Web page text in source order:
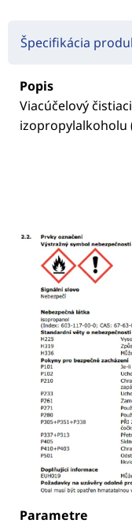
Špecifikácia
Popis
Viacúčelový
izopropylalkoholu
Parametre